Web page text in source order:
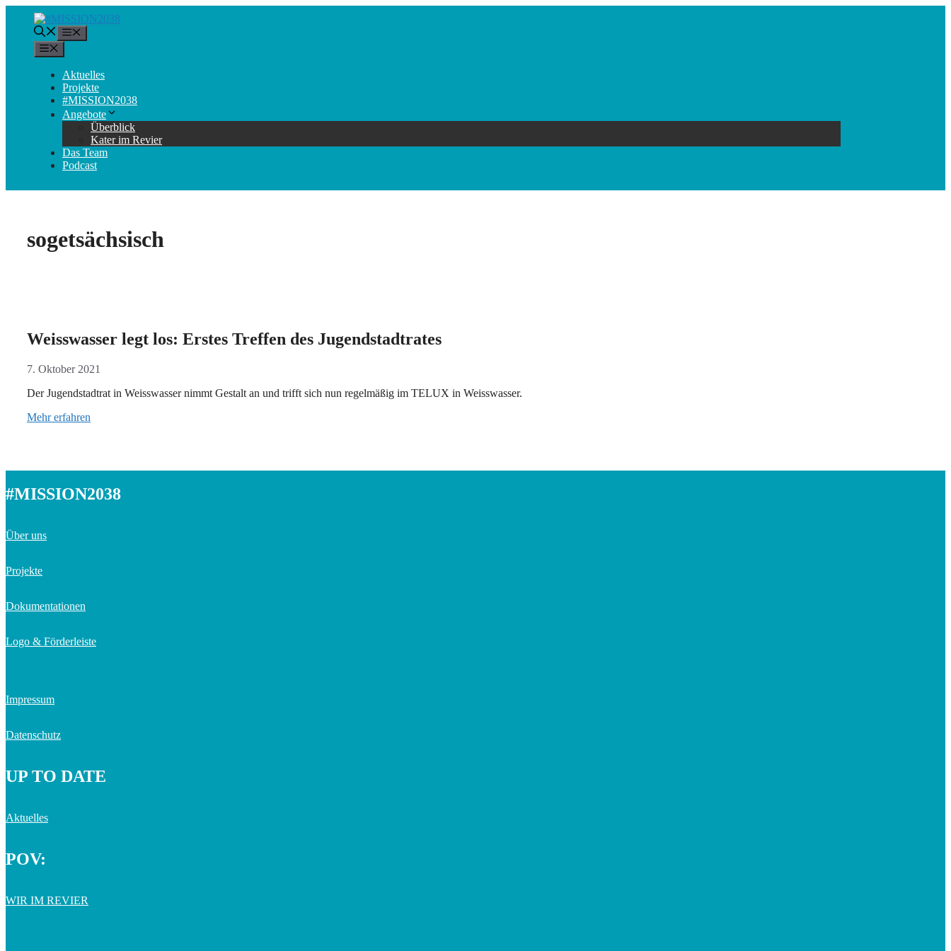
springen
Aktuelles
Projekte
#MISSION2038
Angebote
Überblick
Kater im Revier
Das Team
Podcast
sogetsächsisch
Weisswasser legt los: Erstes Treffen des Jugendstadtrates
7. Oktober 2021
Der Jugendstadtrat in Weisswasser nimmt Gestalt an und trifft sich nun regelmäßig im TELUX in Weisswasser.
Mehr erfahren
#MISSION2038
Über uns
Projekte
Dokumentationen
Logo & Förderleiste
Impressum
Datenschutz
UP TO DATE
Aktuelles
POV:
WIR IM REVIER